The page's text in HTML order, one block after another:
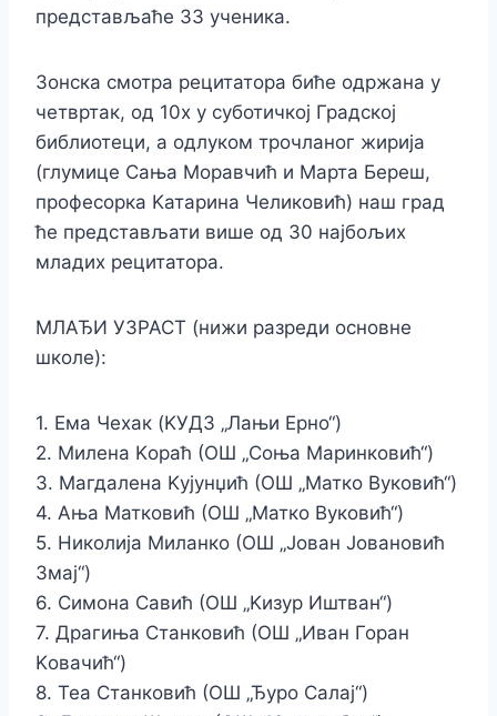
представљаће 33 ученика.
Зонска смотра рецитатора биће одржана у
четвртак, од 10х у суботичкој Градској
библиотеци, а одлуком трочланог жирија
(глумице Сања Моравчић и Марта Береш,
професорка Kатарина Челиковић) наш град
ће представљати више од 30 најбољих
младих рецитатора.
МЛАЂИ УЗРАСТ (нижи разреди основне
школе):
1. Ема Чехак (KУДЗ „Лањи Ерно“)
2. Милена Kораћ (ОШ „Соња Маринковић“)
3. Магдалена Kујунџић (ОШ „Матко Вуковић“)
4. Ања Матковић (ОШ „Матко Вуковић“)
5. Николија Миланко (ОШ „Јован Јовановић
Змај“)
6. Симона Савић (ОШ „Kизур Иштван“)
7. Драгиња Станковић (ОШ „Иван Горан
Kовачић“)
8. Теа Станковић (ОШ „Ђуро Салај“)